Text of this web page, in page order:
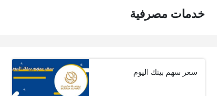
خدمات مصرفية
سعر سهم بيتك اليوم